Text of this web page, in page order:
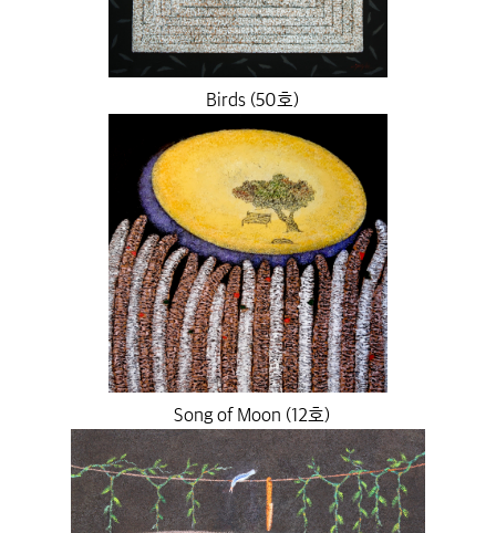
Birds (50호)
Song of Moon (12호)